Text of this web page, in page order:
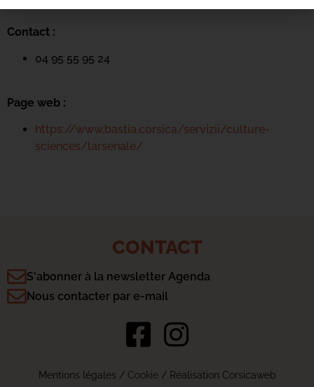
Contact :
04 95 55 95 24
Page web :
https://www.bastia.corsica/servizii/culture-
sciences/larsenale/
CONTACT
S'abonner à la newsletter Agenda
Nous contacter par e-mail
Mentions légales / Cookie/ Réalisation Corsicaweb